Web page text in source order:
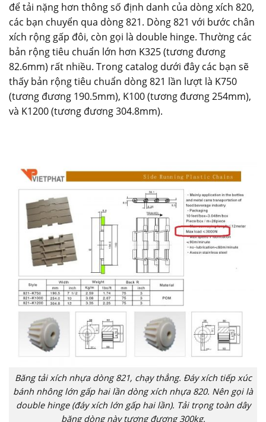
để tải nặng hơn thông số định danh của dòng xích 820,
các bạn chuyển qua dòng 821. Dòng 821 với bước chân
xích rộng gấp đôi, còn gọi là double hinge. Thường các
bản rộng tiêu chuẩn lớn hơn K325 (tương đương
82.6mm) rất nhiều. Trong catalog dưới đây các bạn sẽ
thấy bản rộng tiêu chuẩn dòng 821 lần lượt là K750
(tương đương 190.5mm), K100 (tương đương 254mm),
và K1200 (tương đương 304.8mm).
Băng tải xích nhựa dòng 821, chạy thẳng. Đáy xích tiếp xúc
bánh nhông lớn gấp hai lần dòng xích nhựa 820. Nên gọi là
double hinge (đáy xích lớn gấp hai lần). Tải trọng toàn dây
băng dòng này tương đương 300kg.